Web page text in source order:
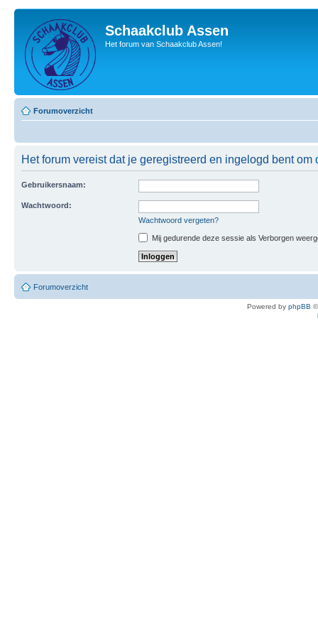
Schaakclub Assen
Het forum van Schaakclub Assen!
Forumoverzicht
Het forum vereist dat je geregistreerd en ingelogd bent
Gebruikersnaam:
Wachtwoord:
Wachtwoord vergeten?
Mij gedurende deze sessie als Verborgen
Forumoverzicht
Powered by phpBB